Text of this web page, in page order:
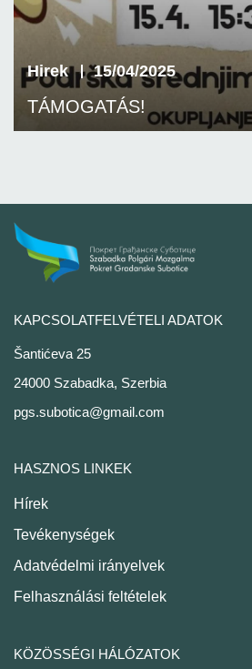
Hirek 15/04/2025
TÁMOGATÁS!
KAPCSOLATFELVÉTELI ADATOK
Šantićeva 25
24000 Szabadka, Szerbia
pgs.subotica@gmail.com
HASZNOS LINKEK
Hírek
Tevékenységek
Adatvédelmi irányelvek
Felhasználási feltételek
KÖZÖSSÉGI HÁLÓZATOK